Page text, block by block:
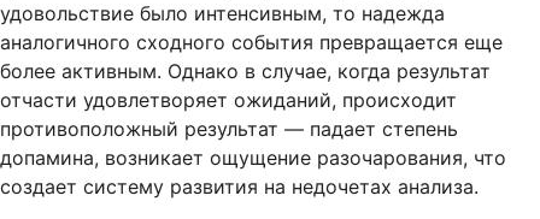
удовольствие было интенсивным, то надежда
аналогичного сходного события превращается еще
более активным. Однако в случае, когда результат
отчасти удовлетворяет ожиданий, происходит
противоположный результат — падает степень
допамина, возникает ощущение разочарования, что
создает систему развития на недочетах анализа.